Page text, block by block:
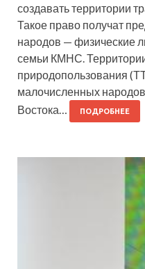
создавать территории
Такое право получат
народов — физические
семьи КМНС.
природопользования
малочисленных
Востока…
ПОДРОБНЕЕ